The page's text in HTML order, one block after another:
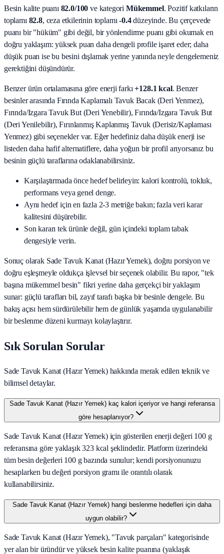
Besin kalite puanı 82.0/100 ve kategori Mükemmel. Pozitif katkıların
toplamı 82.8, ceza etkilerinin toplamı -0.4düzeyinde. Bu çerçevede
puanı bir "hüküm" gibi değil, bir yönlendirme puanı gibi okumak en
doğru yaklaşım: yüksek puan daha dengeli profile işaret eder; daha
düşük puan ise bu besini dışlamak yerine yanında neyle dengelemeniz
gerektiğini düşündürür.
Benzer ürün ortalamasına göre enerji farkı +128.1 kcal. Benzer
besinler arasında Fırında Kaplamalı Tavuk Bacak (Deri Yenmez),
Fırında/Izgara Tavuk But (Deri Yenebilir), Fırında/Izgara Tavuk But
(Deri Yenilebilir), Fırınlanmış Kaplanmış Tavuk (Derisiz/Kaplaması
Yenmez)gibi seçenekler var. Eğer hedefiniz daha düşük enerji ise
listeden daha hafif alternatiflere, daha yoğun bir profil arıyorsanız bu
besinin güçlü taraflarına odaklanabilirsiniz.
Karşılaştırmada önce hedef belirleyin: kalori kontrolü, tokluk,
performans veya genel denge.
Aynı hedef için en fazla 2-3 metriğe bakın; fazla veri karar
kalitesini düşürebilir.
Son kararı tek ürünle değil, gün içindeki toplam tabak
dengesiyle verin.
Sonuç olarak Sade Tavuk Kanat (Hazır Yemek), doğru porsiyon ve
doğru eşleşmeyle oldukça işlevsel bir seçenek olabilir. Bu rapor, "tek
başına mükemmel besin" fikri yerine daha gerçekçi bir yaklaşım
sunar: güçlü tarafları bil, zayıf tarafı başka bir besinle dengele. Bu
bakış açısı hem sürdürülebilir hem de günlük yaşamda uygulanabilir
bir beslenme düzeni kurmayı kolaylaştırır.
Sık Sorulan Sorular
Sade Tavuk Kanat (Hazır Yemek) hakkında merak edilen teknik ve
bilimsel detaylar.
Sade Tavuk Kanat (Hazır Yemek) kaç kalori içeriyor ve hangi referansa
göre hesaplanıyor?
Sade Tavuk Kanat (Hazır Yemek) için gösterilen enerji değeri 100 g
referansına göre yaklaşık 323 kcal şeklindedir. Platform üzerindeki
tüm besin değerleri 100 g bazında sunulur; kendi porsiyonunuzu
hesaplarken bu değeri porsiyon gramı ile orantılı olarak
kullanabilirsiniz.
Sade Tavuk Kanat (Hazır Yemek) hangi beslenme hedefleri için daha
uygun olabilir?
Sade Tavuk Kanat (Hazır Yemek), "Tavuk parçaları" kategorisinde
yer alan bir üründür ve yüksek besin kalite puanına (yaklaşık